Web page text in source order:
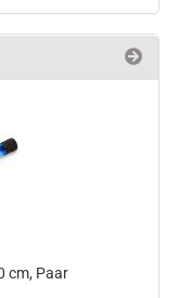
cm, Paar